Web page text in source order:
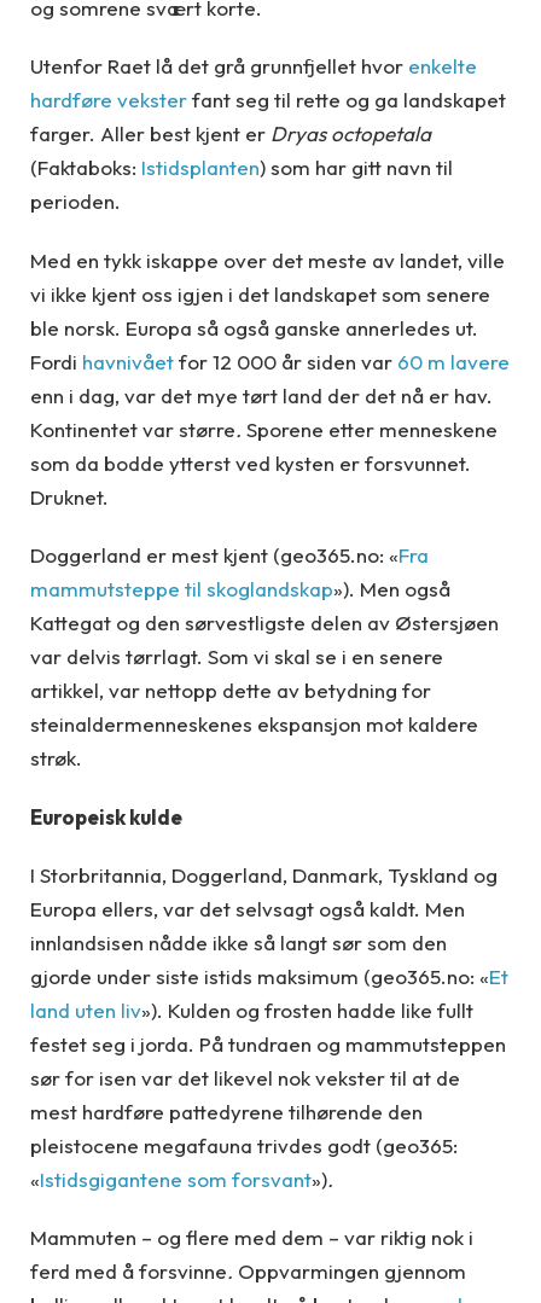
og somrene svært korte.
Utenfor Raet lå det grå grunnfjellet hvor enkelte
hardføre veksterfant seg til rette og ga landskapet
farger. Aller best kjent er Dryas octopetala
(Faktaboks: Istidsplanten) som har gitt navn til
perioden.
Med en tykk iskappe over det meste av landet, ville
vi ikke kjent oss igjen i det landskapet som senere
ble norsk. Europa så også ganske annerledes ut.
Fordi havnivåetfor 12 000 år siden var 60 m lavere
enn i dag, var det mye tørt land der det nå er hav.
Kontinentet var større. Sporene etter menneskene
som da bodde ytterst ved kysten er forsvunnet.
Druknet.
Doggerland er mest kjent (geo365.no: «Fra
mammutsteppe til skoglandskap»). Men også
Kattegat og den sørvestligste delen av Østersjøen
var delvis tørrlagt. Som vi skal se i en senere
artikkel, var nettopp dette av betydning for
steinaldermenneskenes ekspansjon mot kaldere
strøk.
Europeisk kulde
I Storbritannia, Doggerland, Danmark, Tyskland og
Europa ellers, var det selvsagt også kaldt. Men
innlandsisen nådde ikke så langt sør som den
gjorde under siste istids maksimum (geo365.no: «Et
land uten liv»). Kulden og frosten hadde like fullt
festet seg i jorda. På tundraen og mammutsteppen
sør for isen var det likevel nok vekster til at de
mest hardføre pattedyrene tilhørende den
pleistocene megafauna trivdes godt (geo365:
«Istidsgigantene som forsvant»).
Mammuten – og flere med dem – var riktig nok i
ferd med å forsvinne. Oppvarmingen gjennom